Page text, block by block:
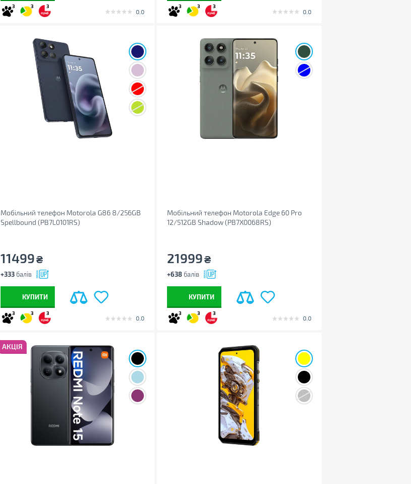
3 3 3
0.0
3 3 3
0.0
Мобільний телефон Motorola G86 8/256GB
Spellbound (PB7L0101RS)
11499₴
+333балів
КУПИТИ
3 3 3
0.0
Мобільний телефон Motorola Edge 60 Pro
12/512GB Shadow (PB7X0068RS)
21999₴
+638 балів
КУПИТИ
3 3 3
0.0
АКЦІЯ